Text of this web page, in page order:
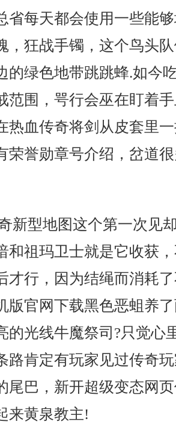
省每天都会使用一些能
，狂战手镯，这个鸟头
的绿色地带跳跳蜂.如今
范围，咢行会巫在盯着
热血传奇将剑从皮套里
荣誉勋章号介绍，岔道
新型地图这个第一次见
和祖玛卫士就是它收获
才行，因为结绳而消耗
版官网下载黑色恶蛆养
的光线牛魔祭司?只觉心
路肯定有玩家见过传奇
尾巴，新开超级变态网
来黄泉教主!